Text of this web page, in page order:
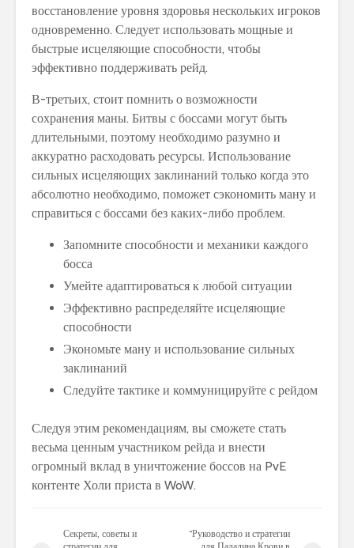
восстановление уровня здоровья нескольких игроков
одновременно. Следует использовать мощные и
быстрые исцеляющие способности, чтобы
эффективно поддерживать рейд.
В-третьих, стоит помнить о возможности
сохранения маны. Битвы с боссами могут быть
длительными, поэтому необходимо разумно и
аккуратно расходовать ресурсы. Использование
сильных исцеляющих заклинаний только когда это
абсолютно необходимо, поможет сэкономить ману и
справиться с боссами без каких-либо проблем.
Запомните способности и механики каждого
босса
Умейте адаптироваться к любой ситуации
Эффективно распределяйте исцеляющие
способности
Экономьте ману и использование сильных
заклинаний
Следуйте тактике и коммуницируйте с рейдом
Следуя этим рекомендациям, вы сможете стать
весьма ценным участником рейда и внести
огромный вклад в уничтожение боссов на PvE
контенте Холи приста в WoW.
Секреты, советы и
“Руководство и стратегии